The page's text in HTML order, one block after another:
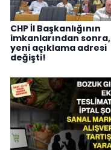
CHP İl Başkanlığının
imkanlarından sonra,
yeni açıklama adresi
değişti!